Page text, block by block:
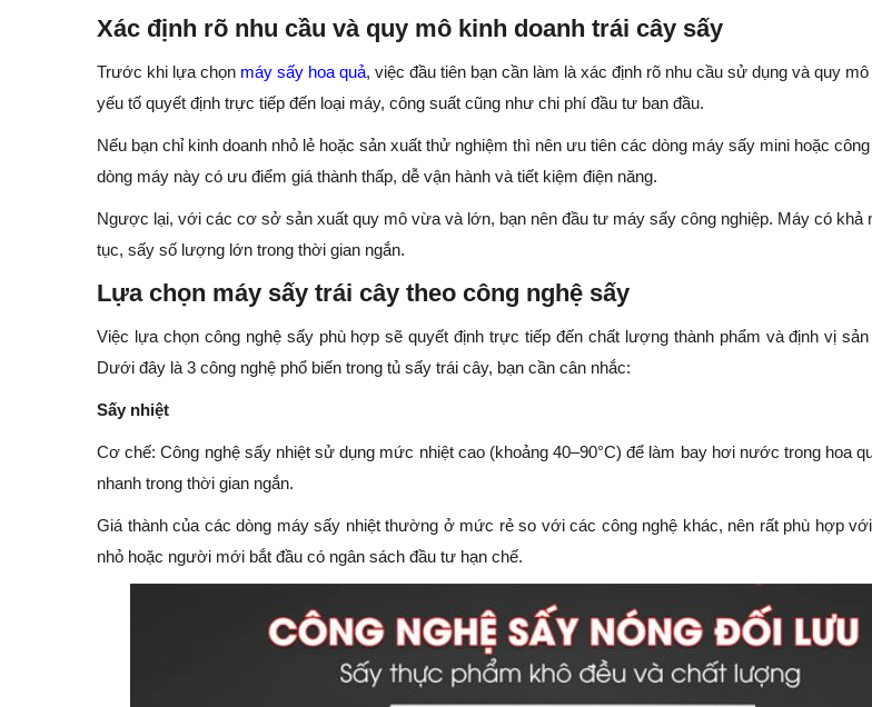
Xác định rõ nhu cầu và quy mô kinh doanh trái cây sấy
Trước khi lựa chọn máy sấy hoa quả, việc đầu tiên bạn cần làm là xác định rõ nhu cầu sử dụng và quy
yếu tố quyết định trực tiếp đến loại máy, công suất cũng như chi phí đầu tư ban đầu.
Nếu bạn chỉ kinh doanh nhỏ lẻ hoặc sản xuất thử nghiệm thì nên ưu tiên các dòng máy sấy mini hoặc
dòng máy này có ưu điểm giá thành thấp, dễ vận hành và tiết kiệm điện năng.
Ngược lại, với các cơ sở sản xuất quy mô vừa và lớn, bạn nên đầu tư máy sấy công nghiệp. Máy có khả
tục, sấy số lượng lớn trong thời gian ngắn.
Lựa chọn máy sấy trái cây theo công nghệ sấy
Việc lựa chọn công nghệ sấy phù hợp sẽ quyết định trực tiếp đến chất lượng thành phẩm và định vị
Dưới đây là 3 công nghệ phổ biến trong tủ sấy trái cây, bạn cần cân nhắc:
Sấy nhiệt
Cơ chế: Công nghệ sấy nhiệt sử dụng mức nhiệt cao (khoảng 40–90°C) để làm bay hơi nước trong hoa
nhanh trong thời gian ngắn.
Giá thành của các dòng máy sấy nhiệt thường ở mức rẻ so với các công nghệ khác, nên rất phù hợp
nhỏ hoặc người mới bắt đầu có ngân sách đầu tư hạn chế.